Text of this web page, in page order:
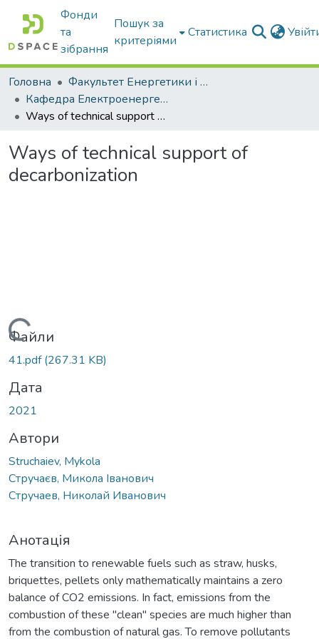
Фонди
та
зібрання
Пошук за
критеріями
Статистика
Головна
Факультет Енергетики і комп'ютерних технологій
Кафедра Електроенергетики і електротехнологій
Ways of technical support of decarbonization
Ways of technical support of
decarbonization
Вантажиться...
Файли
41.pdf(267.31 KB)
Дата
2021
Автори
Struchaiev, Mykola
Стручаєв, Микола Іванович
Стручаев, Николай Иванович
Анотація
The transition to renewable fuels such as straw, husks,
briquettes, pellets only mathematically maintains a zero
balance of CO2 emissions. In fact, emissions from the
combustion of these "clean" species are much higher than
from the combustion of natural gas. To remove pollutants